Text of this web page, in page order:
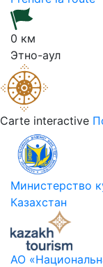
0 км
Этно-аул
Carte interactive
Министерство
Казахстан
АО